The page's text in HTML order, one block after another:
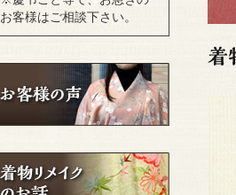
お客様はご相談下さい。